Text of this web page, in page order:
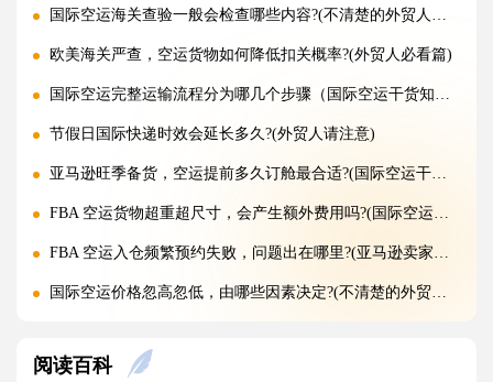
国际空运海关查验一般会检查哪些内容?(不清楚的外贸人看过来)
欧美海关严查，空运货物如何降低扣关概率?(外贸人必看篇)
国际空运完整运输流程分为哪几个步骤（国际空运干货知识分享）
节假日国际快递时效会延长多久?(外贸人请注意)
亚马逊旺季备货，空运提前多久订舱最合适?(国际空运干货知识分享)
FBA 空运货物超重超尺寸，会产生额外费用吗?(国际空运干货知识分享)
FBA 空运入仓频繁预约失败，问题出在哪里?(亚马逊卖家请注意)
国际空运价格忽高忽低，由哪些因素决定?(不清楚的外贸人看过来)
黑五圣诞空运爆仓，提前多久锁舱可避开港口长时间排队?(不清楚的跨境卖家看过来)
阅读百科